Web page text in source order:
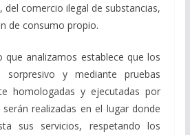
comercio ilegal de substancias,
de consumo propio.
establece que los
sorpresivo y mediante pruebas
homologadas y ejecutadas por
realizadas en el lugar donde
sus servicios, respetando los